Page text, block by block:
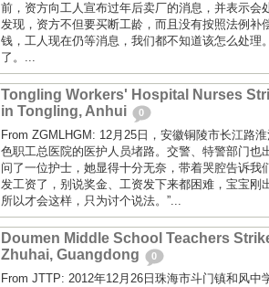
前，资方向工人宣布过年后卖厂的消息，并表示会
发现，资方不但要买断工龄，而且没有按照法例补
钱，工人现在仍等消息，我们都不知道该怎么处理
了。...
Tongling Workers' Hospital Nurses
in Tongling, Anhui
0
From ZGMLHGM: 12月25日，安徽铜陵市长江路
色职工总医院的医护人员堵路。交警、特警部门也
问了一位护士，她显得十分无奈，带着哭腔告诉我
发工资了，别说奖金、工资发下来都困难，宝宝刚
所以才会这样，只为讨个说法。”...
Doumen Middle School Teachers
Zhuhai, Guangdong
0
From JTTP: 2012年12月26日珠海市斗门镇和风中